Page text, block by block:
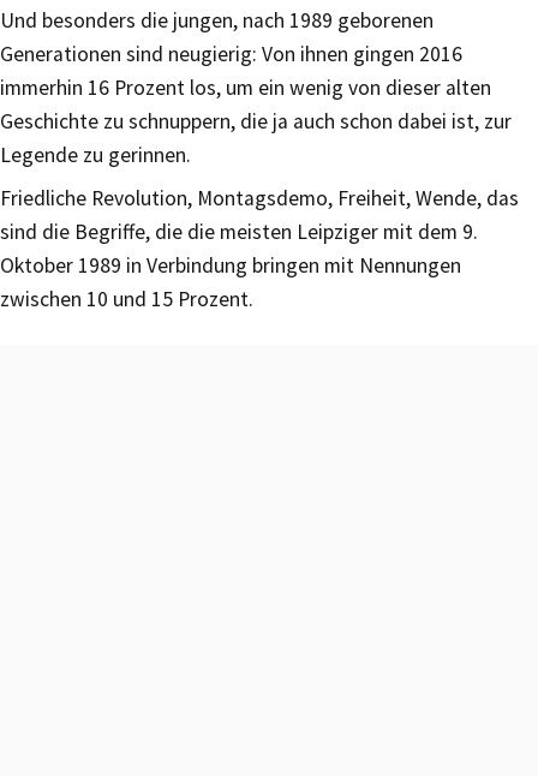
Und besonders die jungen, nach 1989 geborenen
Generationen sind neugierig: Von ihnen gingen 2016
immerhin 16 Prozent los, um ein wenig von dieser alten
Geschichte zu schnuppern, die ja auch schon dabei ist, zur
Legende zu gerinnen.
Friedliche Revolution, Montagsdemo, Freiheit, Wende, das
sind die Begriffe, die die meisten Leipziger mit dem 9.
Oktober 1989 in Verbindung bringen mit Nennungen
zwischen 10 und 15 Prozent.